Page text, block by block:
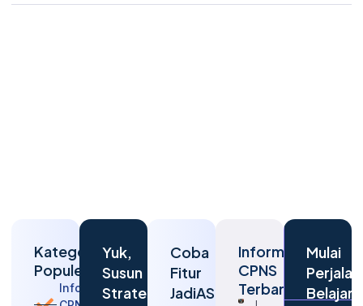
Kategori
Populer
Informasi
Yuk,
Susun
Strategi
Coba
Fitur
JadiASN
Informasi
CPNS
Terbaru
Mulai
Belajar